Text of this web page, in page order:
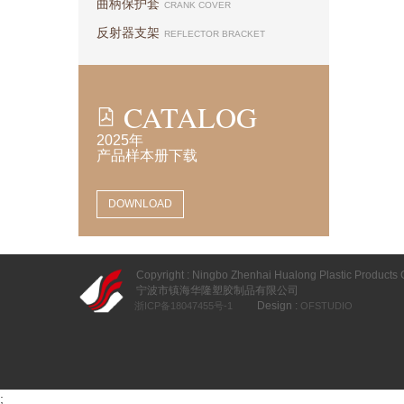
曲柄保护套 CRANK COVER
反射器支架 REFLECTOR BRACKET
CATALOG
2025年
产品样本册下载
DOWNLOAD
Copyright : Ningbo Zhenhai Hualong Plastic Products
宁波市镇海华隆塑胶制品有限公司
浙ICP备18047455号-1 Design : OFSTUDIO
;